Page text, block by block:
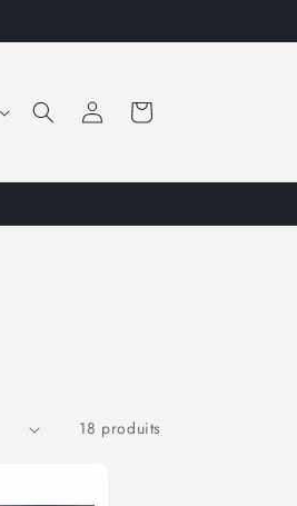
Connexion Panier
18 produits